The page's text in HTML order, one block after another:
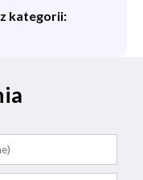
kategorii: